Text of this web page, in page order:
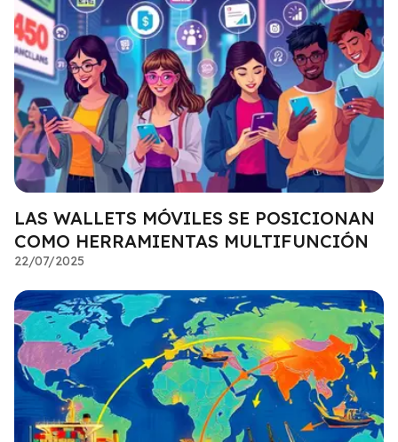
LAS WALLETS MÓVILES SE POSICIONAN
COMO HERRAMIENTAS MULTIFUNCIÓN
22/07/2025